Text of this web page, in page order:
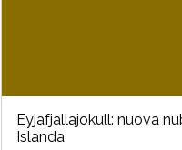
Eyjafjallajokull: nuova
Islanda